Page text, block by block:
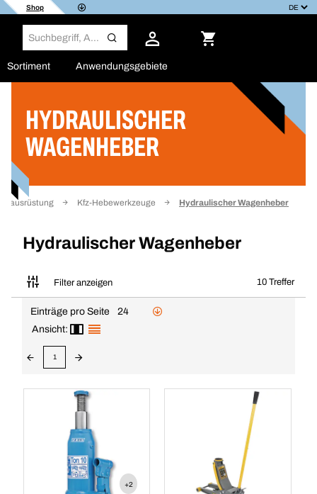
Shop
Sortiment Anwendungsgebiete
HYDRAULISCHER
WAGENHEBER
Kfz-Hebewerkzeuge Hydraulischer Wagenheber
Hydraulischer Wagenheber
Filter anzeigen 10 Treffer
Filter
Einträge pro Seite
24
Ansicht:
1
+2